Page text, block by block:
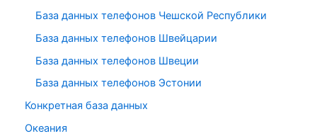
База данных телефонов Чешской Республики
База данных телефонов Швейцарии
База данных телефонов Швеции
База данных телефонов Эстонии
Конкретная база данных
Океания